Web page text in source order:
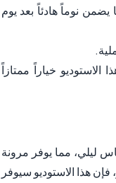
يضمن نوماً هادئاً بعد يوم
الاستوديو خياراً ممتازاً
ليلي، مما يوفر مرونة
هذا الاستوديو سيوفر